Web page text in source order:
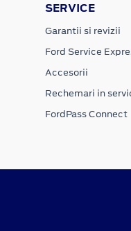
SERVICE
Garantii si revizii
Ford Service
Accesorii
Rechemari in
FordPass Connect